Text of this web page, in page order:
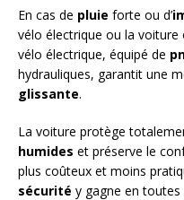
En cas de pluie forte ou d’
vélo électrique ou la voiture
vélo électrique, équipé de
hydrauliques, garantit une
glissante.
La voiture protège
humides et préserve le
plus coûteux et moins
sécurité y gagne en toutes